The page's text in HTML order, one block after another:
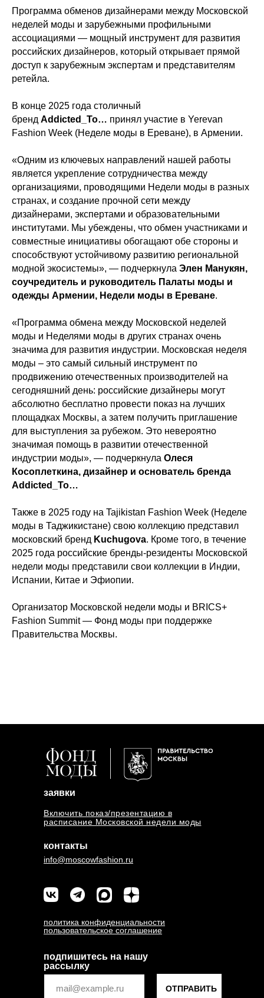
Программа обменов дизайнерами между Московской
неделей моды и зарубежными профильными
ассоциациями — мощный инструмент для развития
российских дизайнеров, который открывает прямой
доступ к зарубежным экспертам и представителям
ретейла.
В конце 2025 года столичный
бренд Addicted_To… принял участие в Yerevan
Fashion Week (Неделе моды в Ереване), в Армении.
«Одним из ключевых направлений нашей работы
является укрепление сотрудничества между
организациями, проводящими Недели моды в разных
странах, и создание прочной сети между
дизайнерами, экспертами и образовательными
институтами. Мы убеждены, что обмен участниками и
совместные инициативы обогащают обе стороны и
способствуют устойчивому развитию региональной
модной экосистемы», — подчеркнула Элен Манукян,
соучредитель и руководитель Палаты моды и
одежды Армении, Недели моды в Ереване.
«Программа обмена между Московской неделей
моды и Неделями моды в других странах очень
значима для развития индустрии. Московская неделя
моды – это самый сильный инструмент по
продвижению отечественных производителей на
сегодняшний день: российские дизайнеры могут
абсолютно бесплатно провести показ на лучших
площадках Москвы, а затем получить приглашение
для выступления за рубежом. Это невероятно
значимая помощь в развитии отечественной
индустрии моды», — подчеркнула Олеся
Косоплеткина, дизайнер и основатель бренда
Addicted_To…
Также в 2025 году на Tajikistan Fashion Week (Неделе
моды в Таджикистане) свою коллекцию представил
московский бренд Kuchugova. Кроме того, в течение
2025 года российские бренды-резиденты Московской
недели моды представили свои коллекции в Индии,
Испании, Китае и Эфиопии.
Организатор Московской недели моды и BRICS+
Fashion Summit — Фонд моды при поддержке
Правительства Москвы.
подпишитесь на нашу
рассылку
ОТПРАВИТЬ
политика конфиденциальности
пользовательское соглашение
контакты
info@moscowfashion.ru
заявки
Включить показ/презентацию в
расписание Московской недели моды